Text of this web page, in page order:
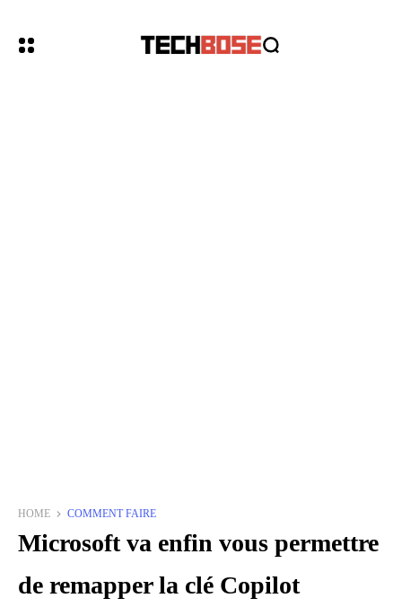
HOME COMMENT FAIRE
Microsoft va enfin vous permettre
de remapper la clé Copilot